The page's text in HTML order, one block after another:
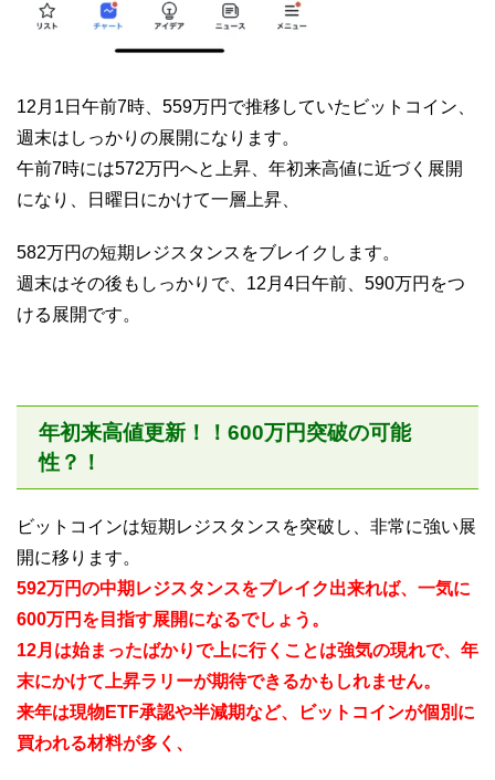
12月1日午前7時、559万円で推移していたビットコイン、
週末はしっかりの展開になります。
午前7時には572万円へと上昇、年初来高値に近づく展開
になり、日曜日にかけて一層上昇、
582万円の短期レジスタンスをブレイクします。
週末はその後もしっかりで、12月4日午前、590万円をつ
ける展開です。
年初来高値更新！！600万円突破の可能
性？！
ビットコインは短期レジスタンスを突破し、非常に強い展
開に移ります。
592万円の中期レジスタンスをブレイク出来れば、一気に
600万円を目指す展開になるでしょう。
12月は始まったばかりで上に行くことは強気の現れで、年
末にかけて上昇ラリーが期待できるかもしれません。
来年は現物ETF承認や半減期など、ビットコインが個別に
買われる材料が多く、